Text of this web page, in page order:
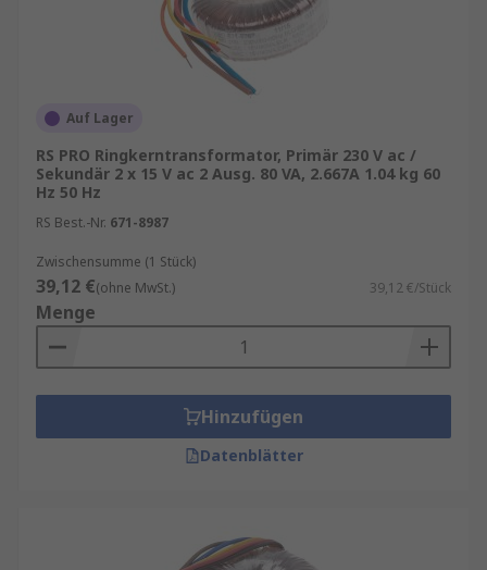
Auf Lager
RS PRO Ringkerntransformator, Primär 230 V ac /
Sekundär 2 x 15 V ac 2 Ausg. 80 VA, 2.667A 1.04 kg 60
Hz 50 Hz
RS Best.-Nr. 671-8987
Zwischensumme (1 Stück)
39,12 €(ohne MwSt.) 39,12 €/Stück
Menge
Hinzufügen
Datenblätter